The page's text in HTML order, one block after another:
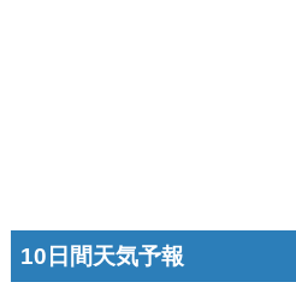
10日間天気予報